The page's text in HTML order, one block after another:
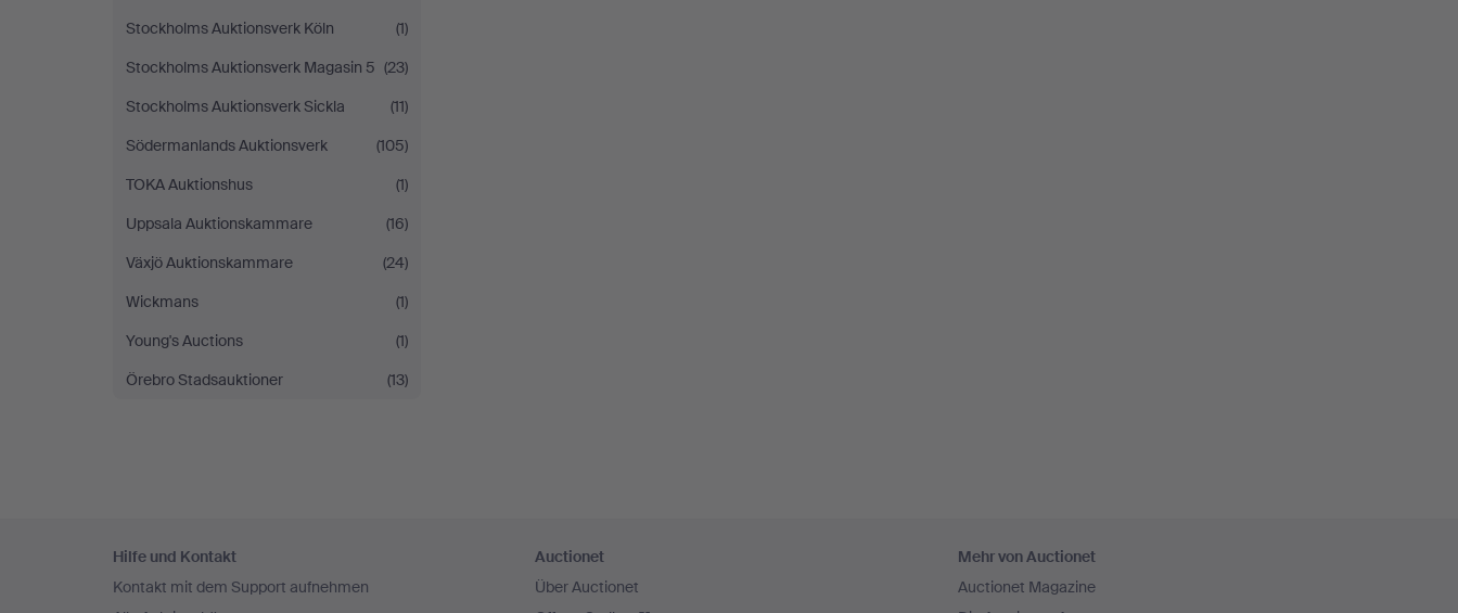
Stockholms Auktionsverk Köln
(1)
Stockholms Auktionsverk Magasin 5 (23)
Stockholms Auktionsverk Sickla
(11)
Södermanlands Auktionsverk
(105)
TOKA Auktionshus
(1)
Uppsala Auktionskammare
(16)
Växjö Auktionskammare
(24)
Wickmans
(1)
Young's Auctions
(1)
Örebro Stadsauktioner
(13)
Navigation
Hilfe und Kontakt
Kontakt mit dem Support aufnehmen
Auctionet
Über Auctionet
Mehr von Auctionet
Auctionet Magazine